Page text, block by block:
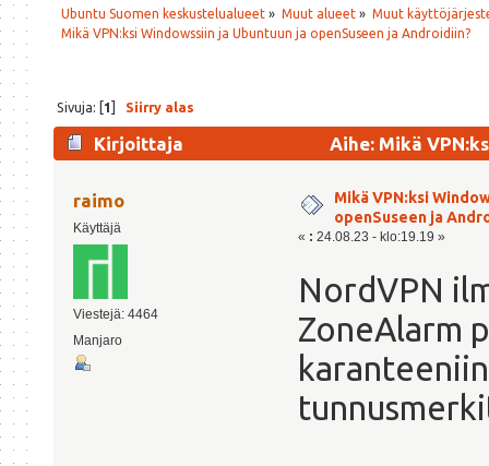
Ubuntu Suomen keskustelualueet » Muut alueet» Muut
Mikä VPN:ksi Windowssiin ja Ubuntuun ja openSuseen ja Androidiin?
Sivuja: [1] Siirry alas
Kirjoittaja
Aihe: Mikä
raimo
Käyttäjä
Viestejä: 4464
Manjaro
Mikä VPN:ksi
openSuseen ja
« : 24.08.23 - klo:19.19 »
NordVPN
ZoneAlarm